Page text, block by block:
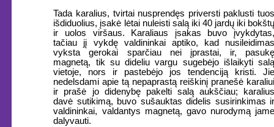
Tada karalius, tvirtai nusprendęs priversti paklusti tuos
išdiduolius, įsakė lėtai nuleisti salą iki 40 jardų iki bokštų
ir uolos viršaus. Karaliaus įsakas buvo įvykdytas,
tačiau jį vykdę valdininkai aptiko, kad nusileidimas
vyksta gerokai sparčiau nei įprastai, ir, pasukę
magnetą, tik su dideliu vargu sugebėjo išlaikyti salą
vietoje, nors ir pastebėjo jos tendenciją kristi. Jie
nedelsdami apie tą nepaprastą reiškinį pranešė karaliui
ir prašė jo didenybę pakelti salą aukščiau; karalius
davė sutikimą, buvo sušauktas didelis susirinkimas ir
valdininkai, valdantys magnetą, gavo nurodymą jame
dalyvauti.